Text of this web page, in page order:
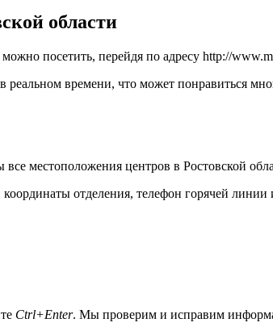
области
посетить, перейдя по адресу http://
времени, что может понравиться
местоположения центров в Ростовской
отделения, телефон горячей
Ctrl+Enter. Мы проверим и исправим